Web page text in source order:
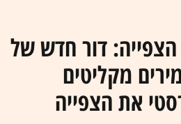
הצפייה: דור חדש של
מקליטים
את הצפייה